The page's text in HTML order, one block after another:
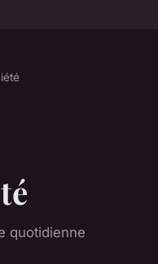
quotidienne